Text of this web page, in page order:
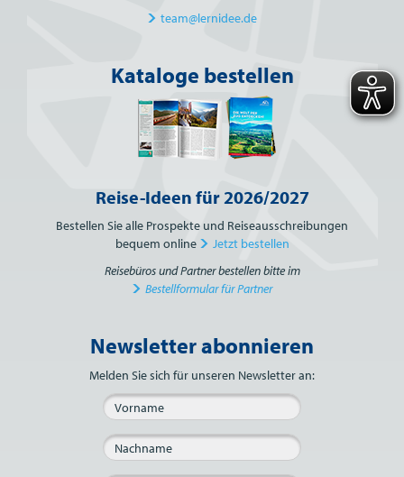
team@lernidee.de
Kataloge bestellen
Reise-Ideen für 2026/2027
Bestellen Sie alle Prospekte und Reiseausschreibungen
bequem online
Jetzt bestellen
Reisebüros und Partner bestellen bitte im
Bestellformular für Partner
Bitte nicht ausfüllen.
Newsletter abonnieren
Melden Sie sich für unseren Newsletter an: